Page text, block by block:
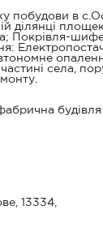
побудови в
ділянці
Покрівля-
села,
будівля
13334,